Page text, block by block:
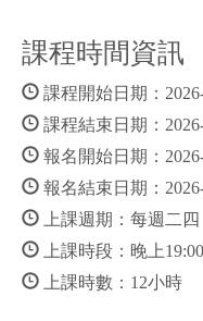
課程時間資訊
課程開始日期：
課程結束日期：
報名開始日期：
報名結束日期：
上課週期：每週二四
上課時段：晚上
上課時數：12小時